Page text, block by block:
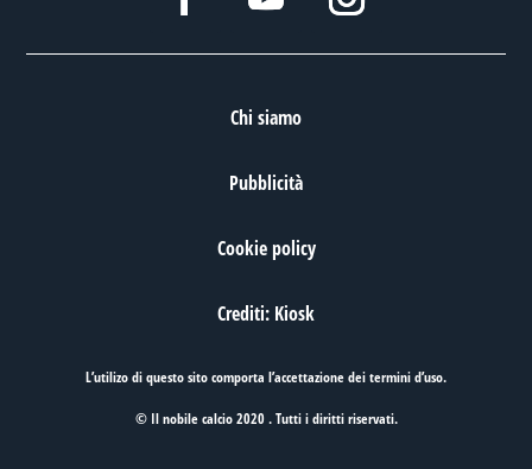
Chi siamo
Pubblicità
Cookie policy
Crediti: Kiosk
L’utilizo di questo sito comporta l’accettazione deitermini d’uso.
© Il nobile calcio 2020 . Tutti i diritti riservati.